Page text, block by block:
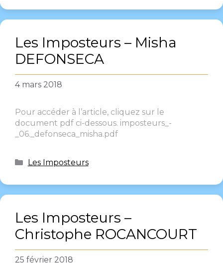
Les Imposteurs – Misha
DEFONSECA
4 mars 2018
Pour accéder à l’article, cliquez sur le
document pdf ci-dessous. imposteurs_-
_06._defonseca_misha.pdf
Les Imposteurs
Les Imposteurs –
Christophe ROCANCOURT
25 février 2018